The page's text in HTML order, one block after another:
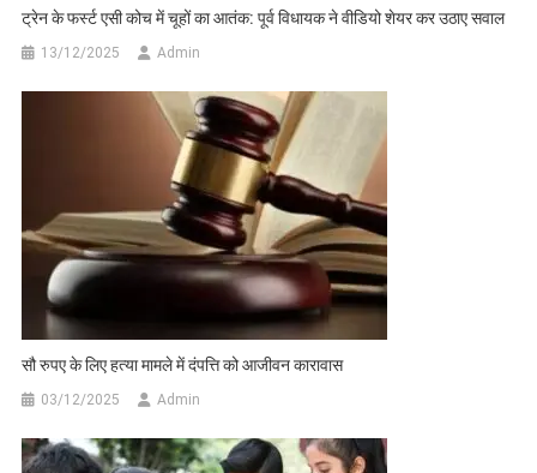
ट्रेन के फर्स्ट एसी कोच में चूहों का आतंक: पूर्व विधायक ने वीडियो शेयर कर उठाए सवाल
13/12/2025 Admin
सौ रुपए के लिए हत्या मामले में दंपत्ति को आजीवन कारावास
03/12/2025 Admin